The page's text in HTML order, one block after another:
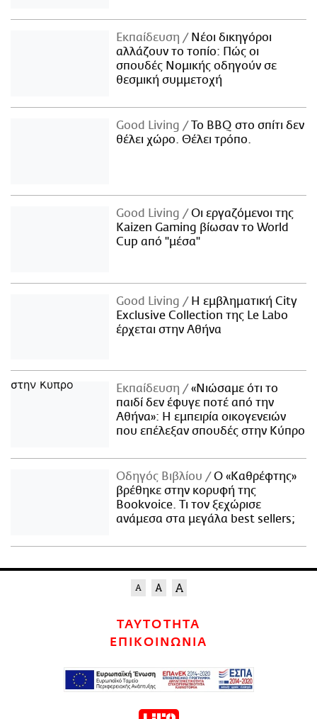
Εκπαίδευση
Νέοι δικηγόροι
αλλάζουν το τοπίο: Πώς οι
σπουδές Νομικής οδηγούν σε
θεσμική συμμετοχή
Good Living
Το BBQ στο σπίτι δεν
θέλει χώρο. Θέλει τρόπο.
Good Living
Οι εργαζόμενοι της
Kaizen Gaming βίωσαν το World
Cup από "μέσα"
Good Living
Η εμβληματική City
Exclusive Collection της Le Labo
έρχεται στην Αθήνα
Εκπαίδευση
«Νιώσαμε ότι το
παιδί δεν έφυγε ποτέ από την
Αθήνα»: Η εμπειρία οικογενειών
που επέλεξαν σπουδές στην Κύπρο
Οδηγός Βιβλίου
Ο «Καθρέφτης»
βρέθηκε στην κορυφή της
Bookvoice. Τι τον ξεχώρισε
ανάμεσα στα μεγάλα best sellers;
ΤΑΥΤΟΤΗΤΑ
ΕΠΙΚΟΙΝΩΝΙΑ